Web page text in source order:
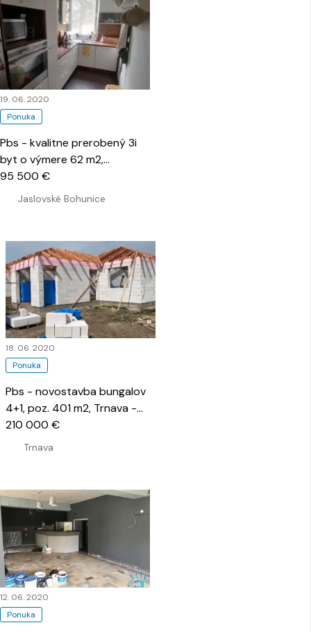
Ponuka
19. 06. 2020
Pbs - kvalitne prerobený 3i
byt o výmere 62 m2,
Jaslovské Bohunice
Jaslovské Bohunice
95 500 €
Ponuka
18. 06. 2020
Pbs - novostavba bungalov
4+1, poz. 401 m2, Trnava -
Kamenná cesta
Trnava
210 000 €
Ponuka
12. 06. 2020